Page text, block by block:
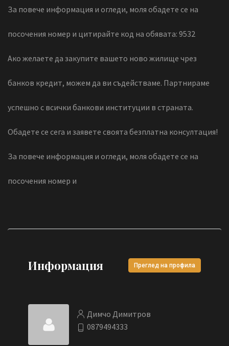
За повече информация и огледи, моля обадете се на
посочения номер и цитирайте код на обявата: 9532
Ако желаете да закупите вашето ново жилище чрез
банков кредит, можем да ви съдействаме. Партнираме
успешно с всички банкови институции в страната.
Обадете се сега и заявете своята безплатна консултация!
За повече информация и огледи, моля обадете се на
посочения номер и
Информация Преглед на профила
Димчо Димитров
0879494333